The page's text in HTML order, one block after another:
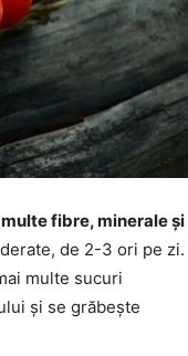
fibre, minerale și
de 2-3 ori pe zi.
multe sucuri
și se grăbește